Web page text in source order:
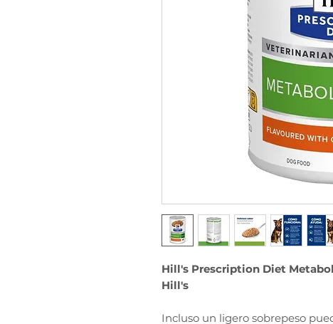
Hill's Prescription Diet
Hill's
Incluso un ligero sobrepeso